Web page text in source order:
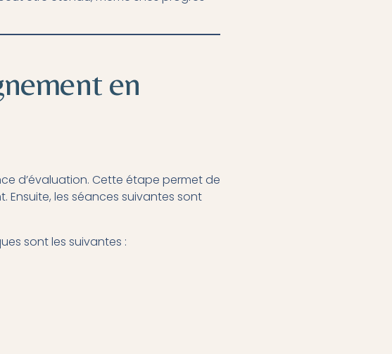
en
d’évaluation. Cette étape permet de
Ensuite, les séances suivantes sont
sont les suivantes :